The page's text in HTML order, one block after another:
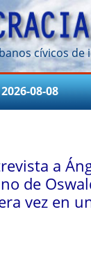
cívicos
2026-08-08
a
de
vez en